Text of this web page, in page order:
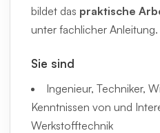
bildet das praktische
unter fachlicher Anleitung.
Sie sind
Ingenieur, Techniker,
Kenntnissen von und
Werkstofftechnik